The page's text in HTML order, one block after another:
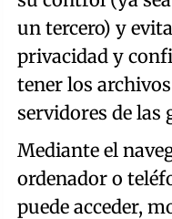
un tercero) y
privacidad y
tener los
servidores de las
Mediante el
ordenador o
puede acceder,